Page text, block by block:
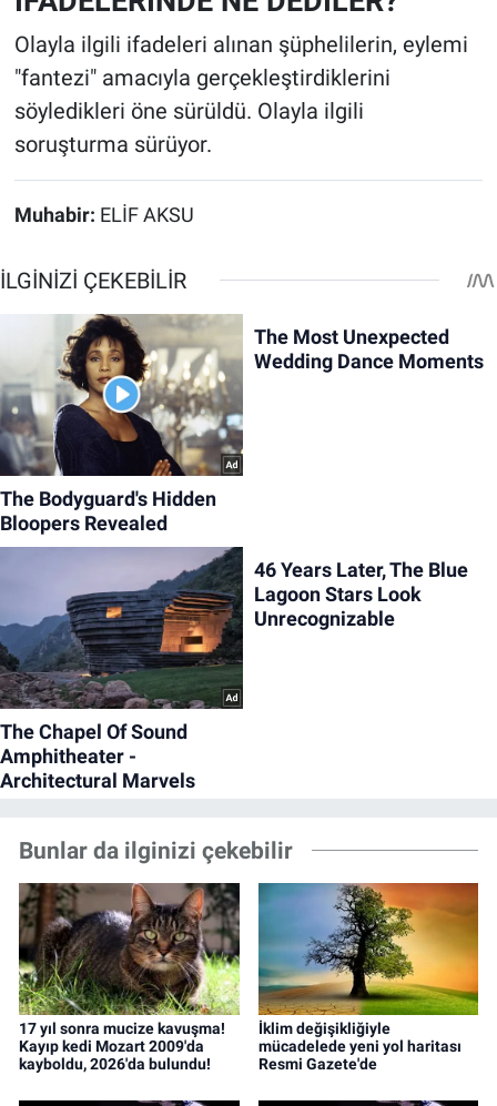
Olayla ilgili ifadeleri alınan şüphelilerin, eylemi
"fantezi" amacıyla gerçekleştirdiklerini
söyledikleri öne sürüldü. Olayla ilgili
soruşturma sürüyor.
Muhabir: ELİF AKSU
Bunlar da ilginizi çekebilir
17 yıl sonra mucize kavuşma!
Kayıp kedi Mozart 2009'da
kayboldu, 2026'da bulundu!
İklim değişikliğiyle
mücadelede yeni yol haritası
Resmi Gazete'de